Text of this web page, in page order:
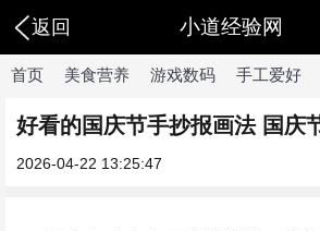
返回 小道经验网
首页 美食营养 游戏数码 手工爱好
好看的国庆节手抄报画法 国庆
2026-04-22 13:25:47